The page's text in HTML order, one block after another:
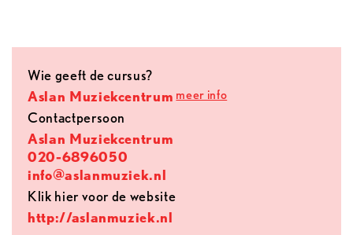
Wie geeft de cursus?
Aslan Muziekcentrum meer info
contactpersoon
Aslan Muziekcentrum
020-6896050
info@aslanmuziek.nl
Klik hier voor de website
http://aslanmuziek.nl